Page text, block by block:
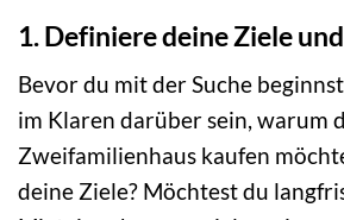
1. Definiere deine Ziele
Bevor du mit der Suche
im Klaren darüber sein, warum
Zweifamilienhaus kaufen
deine Ziele? Möchtest du